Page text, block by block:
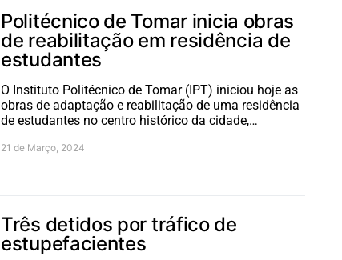
Politécnico de Tomar inicia obras
de reabilitação em residência de
estudantes
O Instituto Politécnico de Tomar (IPT) iniciou hoje as
obras de adaptação e reabilitação de uma residência
de estudantes no centro histórico da cidade,…
21 de Março, 2024
Três detidos por tráfico de
estupefacientes